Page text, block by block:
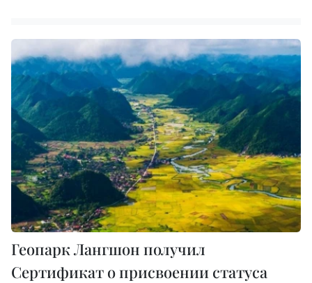
Геопарк Лангшон получил
Сертификат о присвоении статуса